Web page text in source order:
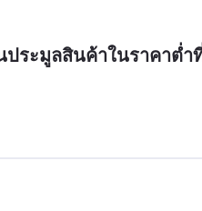
ประมูลสินค้าในราคาต่ำ